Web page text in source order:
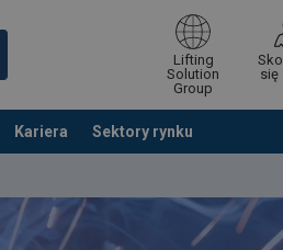
Lifting
Solution
Group
się
Kariera Sektory rynku
Przeglądaj katalog